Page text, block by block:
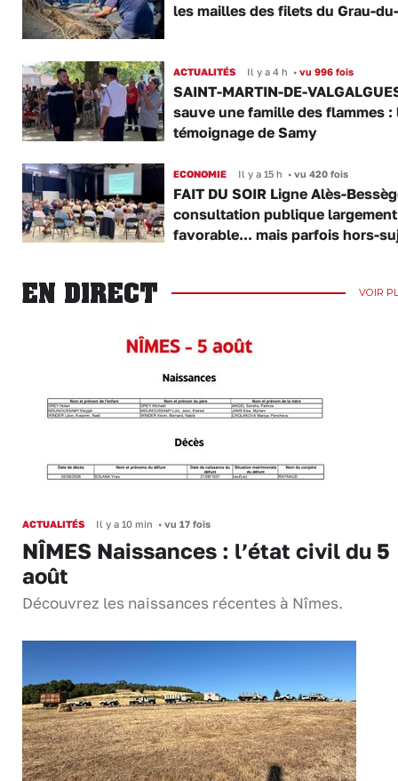
les mailles des filets du Grau-
ACTUALITÉS Il y a 4 h •vu 996 fois
SAINT-MARTIN-DE-
sauve une famille des flammes :
témoignage de Samy
ECONOMIE Il y a 15 h •vu 420 fois
FAIT DU SOIR Ligne Alès-
consultation publique largement
favorable... mais parfois hors-
EN DIRECT VOIR
ACTUALITÉS Il y a 10 min • vu 17 fois
NÎMES Naissances : l’état civil du 5
août
Découvrez les naissances récentes à Nîmes.